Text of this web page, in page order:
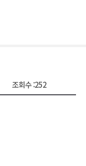
조회수 :252